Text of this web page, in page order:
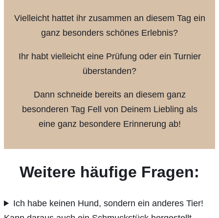
Vielleicht hattet ihr zusammen an diesem Tag ein
ganz besonders schönes Erlebnis?
Ihr habt vielleicht eine Prüfung oder ein Turnier
überstanden?
Dann schneide bereits an diesem ganz
besonderen Tag Fell von Deinem Liebling als
eine ganz besondere Erinnerung ab!
Weitere häufige Fragen:
Ich habe keinen Hund, sondern ein anderes Tier!